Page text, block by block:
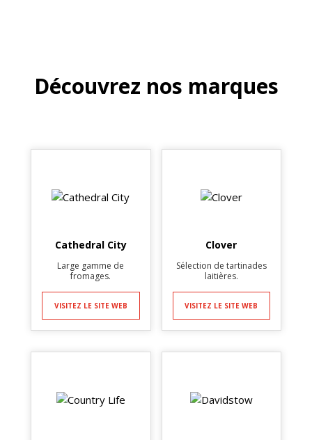
Découvrez nos marques
Cathedral City
Large gamme de
fromages.
VISITEZ LE SITE WEB
Clover
Sélection de tartinades
laitières.
VISITEZ LE SITE WEB